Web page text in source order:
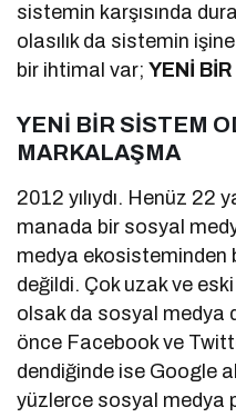
sistemin karşısında
olasılık da sistemin
bir ihtimal var;YENİ
YENİ BİR SİSTEM
MARKALAŞMA
2012 yılıydı. Henüz 22
manada bir sosyal
medya ekosisteminden
değildi. Çok uzak ve
olsak da sosyal medya
önce Facebook ve
dendiğinde ise Google
yüzlerce sosyal medya